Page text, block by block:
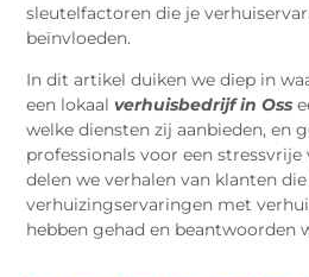
sleutelfactoren die je
beïnvloeden.
In dit artikel duiken we diep in
een lokaalverhuisbedrijf in Oss
welke diensten zij aanbieden, en
professionals voor een
delen we verhalen van klanten
verhuizingservaringen met
hebben gehad en beantwoorden